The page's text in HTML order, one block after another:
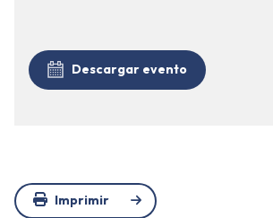
Descargar evento
Imprimir